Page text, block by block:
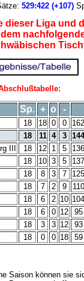
529:422 (+107)
dieser Liga und
Sp. + o -
18 18 0 0 162
18 11 4 3 144
III 18 12 1 5 136
18 10 3 5 137
18 8 3 7 125
18 7 2 9 110
18 6 2 10 104
18 6 0 12 95
18 3 3 12 93
18 0 0 18 59
Saison können sie